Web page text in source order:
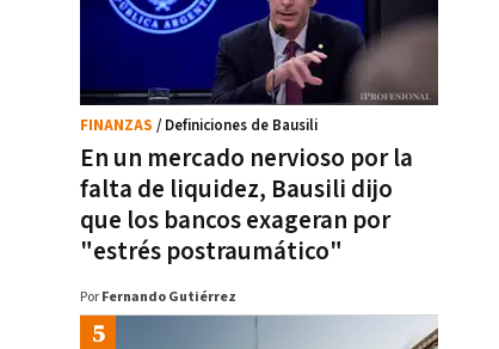
En un mercado nervioso por la
falta de liquidez, Bausili dijo
que los bancos exageran por
"estrés postraumático"
FINANZAS / Definiciones de Bausili
Por Fernando Gutiérrez